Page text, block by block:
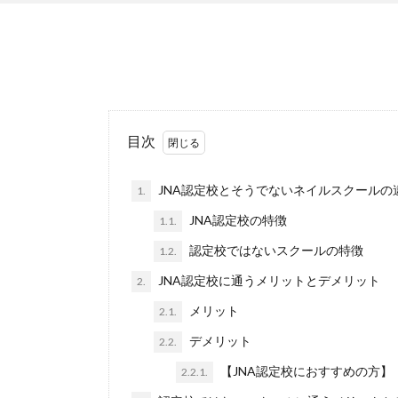
目次
1. JNA認定校とそうでないネイルスクールの
1.1. JNA認定校の特徴
1.2. 認定校ではないスクールの特徴
2. JNA認定校に通うメリットとデメリット
2.1. メリット
2.2. デメリット
2.2.1. 【JNA認定校におすすめの方】